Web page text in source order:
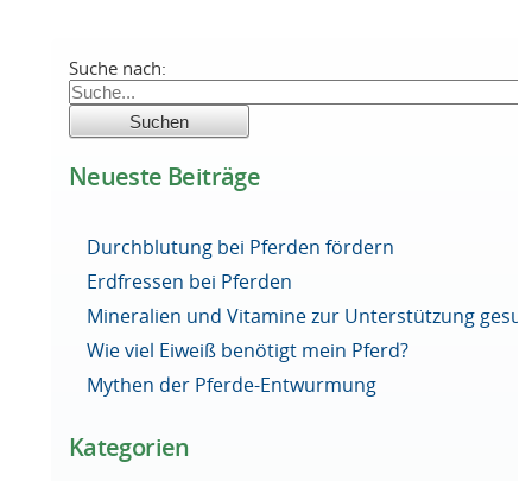
Suche nach:
Neueste Beiträge
Durchblutung bei Pferden fördern
Erdfressen bei Pferden
Mineralien und Vitamine zur Unterstützung
Wie viel Eiweiß benötigt mein Pferd?
Mythen der Pferde-Entwurmung
Kategorien